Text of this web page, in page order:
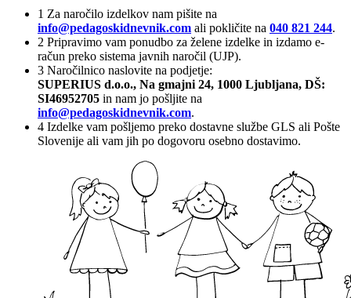
1 Za naročilo izdelkov nam pišite na
info@pedagoskidnevnik.com ali pokličite na 040 821 244.
2 Pripravimo vam ponudbo za želene izdelke in izdamo e-
račun preko sistema javnih naročil (UJP).
3 Naročilnico naslovite na podjetje:
SUPERIUS d.o.o., Na gmajni 24, 1000 Ljubljana, DŠ:
SI46952705 in nam jo pošljite na
info@pedagoskidnevnik.com.
4 Izdelke vam pošljemo preko dostavne službe GLS ali Pošte
Slovenije ali vam jih po dogovoru osebno dostavimo.